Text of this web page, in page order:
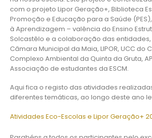
com o projeto Lipor Geração+, Biblioteca
Promoção e Educação para a Saúde
à Aprendizagem – valência do Ensino
Solcastêlo e a colaboração das entidades,
Câmara Municipal da Maia, LIPOR, UCC do
Complexo Ambiental da Quinta da Gruta,
Associação de estudantes da ESCM.
Aqui fica o registo das atividades
diferentes temáticas, ao longo deste ano
Atividades Eco-Escolas e Lipor Geração+